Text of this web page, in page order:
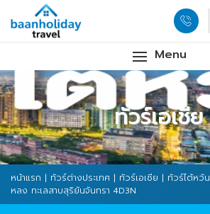
Menu
ทัวร์เอเชีย
หน้าแรก | ทัวร์ต่างประเทศ | ทัวร์เอเชีย | ทัวร์ไต้หวัน
หลง ทะเลสาบสุริยันจันทรา 4D3N